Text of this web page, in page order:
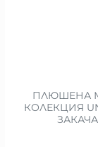
ПЛЮШЕНА
КОЛЕКЦИЯ